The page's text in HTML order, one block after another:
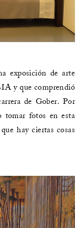
exposición de arte
y que comprendió
de Gober. Por
tomar fotos en esta
hay ciertas cosas